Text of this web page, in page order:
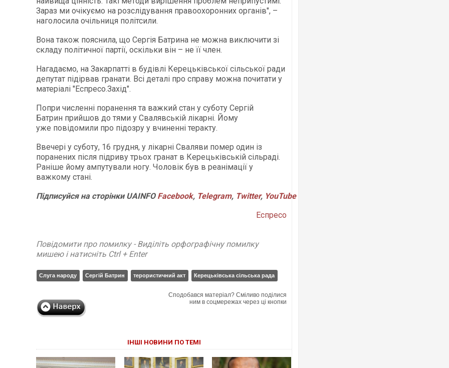
Зараз ми очікуємо на розслідування правоохоронних органів", –
наголосила очільниця політсили.
Вона також пояснила, що Сергія Батрина не можна виключити зі
складу політичної партії, оскільки він – не її член.
Нагадаємо, на Закарпатті в будівлі Керецьківської сільської ради
депутат підірвав гранати. Всі деталі про справу можна почитати у
матеріалі "Еспресо.Захід".
Попри численні поранення та важкий стан у суботу Сергій
Батрин прийшов до тями у Свалявській лікарні. Йому
уже повідомили про підозру у вчиненні теракту.
Ввечері у суботу, 16 грудня, у лікарні Сваляви помер один із
поранених після підриву трьох гранат в Керецьківській сільраді.
Раніше йому ампутували ногу. Чоловік був в реанімації у
важкому стані.
Підписуйся на сторінки UAINFO Facebook, Telegram, Twitter, YouTube
Еспресо
Повідомити про помилку - Виділіть орфографічну помилку
мишею і натисніть Ctrl + Enter
Слуга народу Сергій Батрин терористичний акт Керецьківська сільська рада
Сподобався матеріал? Сміливо поділися
ним в соцмережах через ці кнопки
ІНШІ НОВИНИ ПО ТЕМІ
торговельний центр, будинки, є